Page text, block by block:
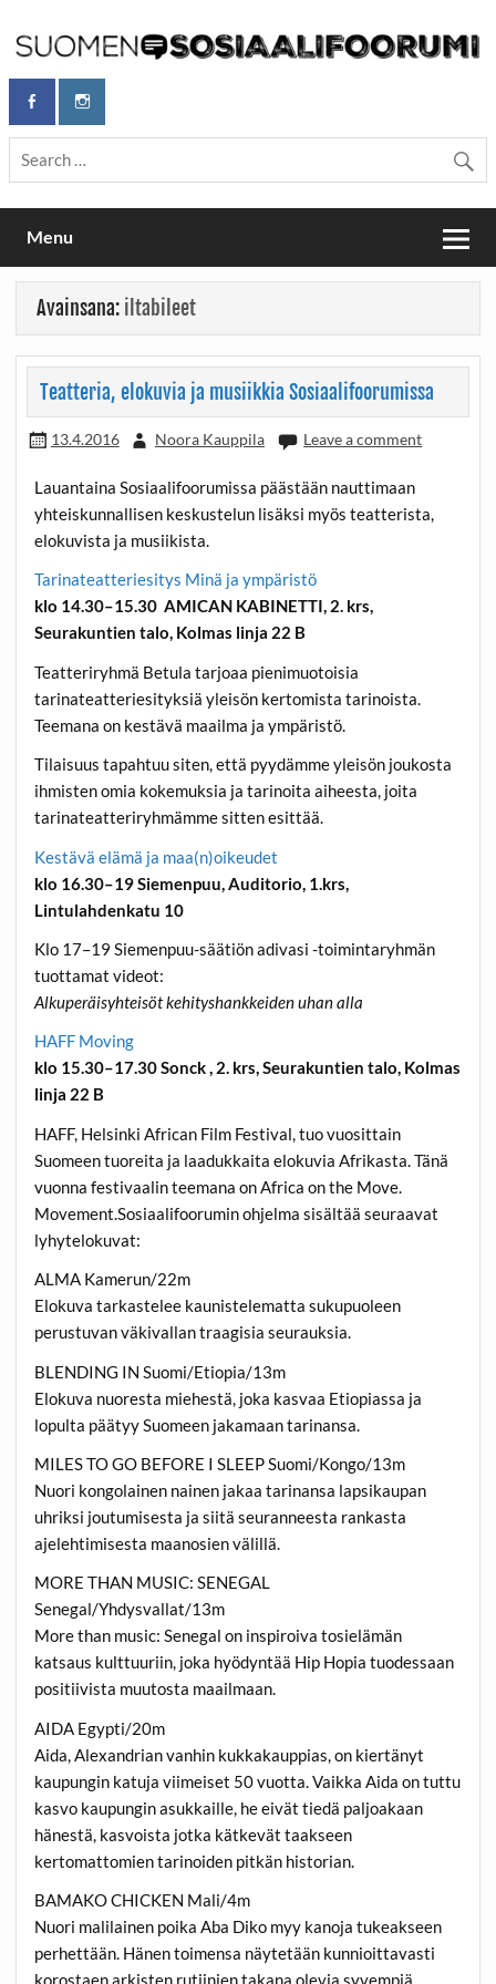
content
Maailmanparannuspäivät / Suomen
Sosiaalifoorumi
Maailmanparannuspäivät Lapinlahden Lähteellä, Helsingissä
26.–27.9.2026
Menu
Avainsana: iltabileet
Teatteria, elokuvia ja musiikkia Sosiaalifoorumissa
13.4.2016 Noora Kauppila Leave a comment
Lauantaina Sosiaalifoorumissa päästään nauttimaan
yhteiskunnallisen keskustelun lisäksi myös teatterista,
elokuvista ja musiikista.
Tarinateatteriesitys Minä ja ympäristö
klo 14.30–15.30 AMICAN KABINETTI, 2. krs,
Seurakuntien talo, Kolmas linja 22 B
Teatteriryhmä Betula tarjoaa pienimuotoisia
tarinateatteriesityksiä yleisön kertomista tarinoista.
Teemana on kestävä maailma ja ympäristö.
Tilaisuus tapahtuu siten, että pyydämme yleisön joukosta
ihmisten omia kokemuksia ja tarinoita aiheesta, joita
tarinateatteriryhmämme sitten esittää.
Kestävä elämä ja maa(n)oikeudet
klo 16.30–19 Siemenpuu, Auditorio, 1.krs,
Lintulahdenkatu 10
Klo 17–19 Siemenpuu-säätiön adivasi -toimintaryhmän
tuottamat videot:
Alkuperäisyhteisöt kehityshankkeiden uhan alla
HAFF Moving
klo 15.30–17.30 Sonck , 2. krs, Seurakuntien talo, Kolmas
linja 22 B
HAFF, Helsinki African Film Festival, tuo vuosittain
Suomeen tuoreita ja laadukkaita elokuvia Afrikasta. Tänä
vuonna festivaalin teemana on Africa on the Move.
Movement.Sosiaalifoorumin ohjelma sisältää seuraavat
lyhytelokuvat:
ALMA Kamerun/22m
Elokuva tarkastelee kaunistelematta sukupuoleen
perustuvan väkivallan traagisia seurauksia.
BLENDING IN Suomi/Etiopia/13m
Elokuva nuoresta miehestä, joka kasvaa Etiopiassa ja
lopulta päätyy Suomeen jakamaan tarinansa.
MILES TO GO BEFORE I SLEEP Suomi/Kongo/13m
Nuori kongolainen nainen jakaa tarinansa lapsikaupan
uhriksi joutumisesta ja siitä seuranneesta rankasta
ajelehtimisesta maanosien välillä.
MORE THAN MUSIC: SENEGAL
Senegal/Yhdysvallat/13m
More than music: Senegal on inspiroiva tosielämän
katsaus kulttuuriin, joka hyödyntää Hip Hopia tuodessaan
positiivista muutosta maailmaan.
AIDA Egypti/20m
Aida, Alexandrian vanhin kukkakauppias, on kiertänyt
kaupungin katuja viimeiset 50 vuotta. Vaikka Aida on tuttu
kasvo kaupungin asukkaille, he eivät tiedä paljoakaan
hänestä, kasvoista jotka kätkevät taakseen
kertomattomien tarinoiden pitkän historian.
BAMAKO CHICKEN Mali/4m
Nuori malilainen poika Aba Diko myy kanoja tukeakseen
perhettään. Hänen toimensa näytetään kunnioittavasti
korostaen arkisten rutiinien takana olevia syvempiä